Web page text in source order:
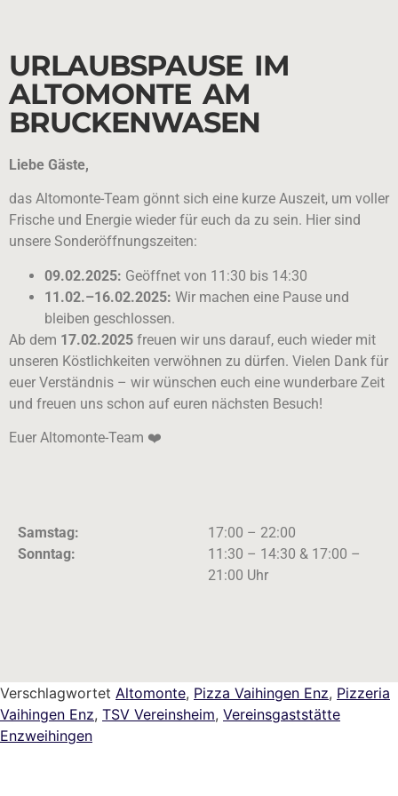
URLAUBSPAUSE IM
ALTOMONTE AM
BRUCKENWASEN
Liebe Gäste,
das Altomonte-Team gönnt sich eine kurze Auszeit, um voller
Frische und Energie wieder für euch da zu sein. Hier sind
unsere Sonderöffnungszeiten:
09.02.2025: Geöffnet von 11:30 bis 14:30
11.02.–16.02.2025: Wir machen eine Pause und
bleiben geschlossen.
Ab dem 17.02.2025 freuen wir uns darauf, euch wieder mit
unseren Köstlichkeiten verwöhnen zu dürfen. Vielen Dank für
euer Verständnis – wir wünschen euch eine wunderbare Zeit
und freuen uns schon auf euren nächsten Besuch!
Euer Altomonte-Team ❤️
Samstag:
Sonntag:
17:00 – 22:00
11:30 – 14:30 & 17:00 –
21:00 Uhr
Verschlagwortet Altomonte, Pizza Vaihingen Enz, Pizzeria
Vaihingen Enz, TSV Vereinsheim, Vereinsgaststätte
Enzweihingen